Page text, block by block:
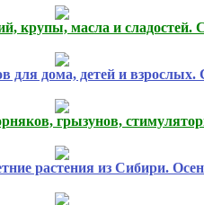
крупы, масла и сладостей.
для дома, детей и взрослых.
грызунов,
растения из Сибири.